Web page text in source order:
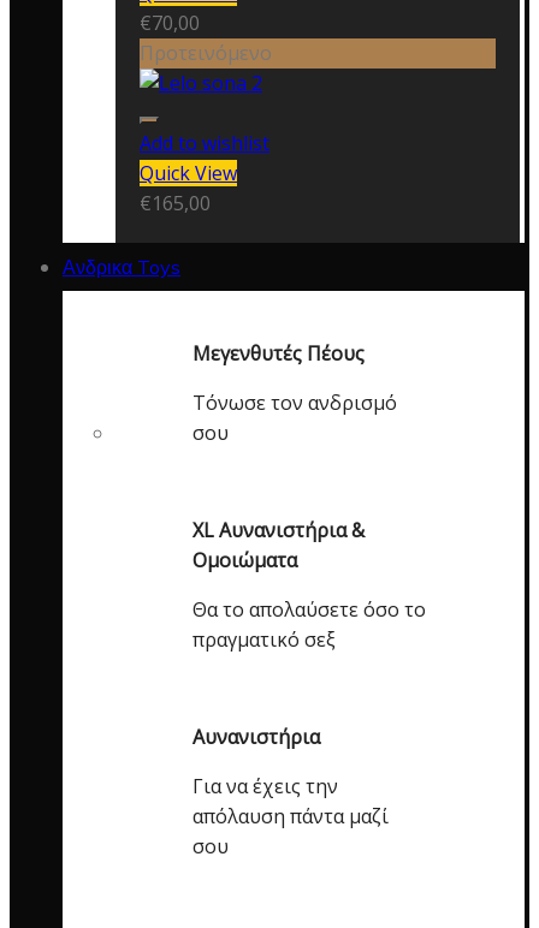
€70,00
Προτεινόμενο
Add to wishlist
Quick View
€165,00
Ανδρικα Toys
Μεγενθυτές Πέους
Τόνωσε τον ανδρισμό
σου
XL Αυνανιστήρια &
Ομοιώματα
Θα το απολαύσετε όσο το
πραγματικό σεξ
Αυνανιστήρια
Για να έχεις την
απόλαυση πάντα μαζί
σου